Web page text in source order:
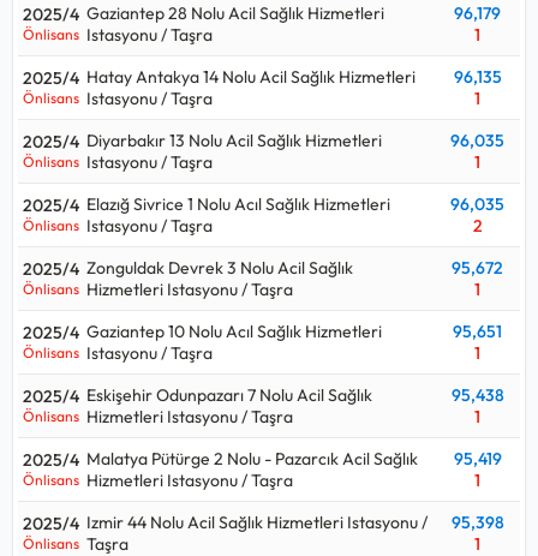
2025/4
Önlisans
Gaziantep 28 Nolu Acil Sağlık Hizmetleri
Istasyonu / Taşra
96,179
1
2025/4
Önlisans
Hatay Antakya 14 Nolu Acil Sağlık Hizmetleri
Istasyonu / Taşra
96,135
1
2025/4
Önlisans
Diyarbakır 13 Nolu Acil Sağlık Hizmetleri
Istasyonu / Taşra
96,035
1
2025/4
Önlisans
Elazığ Sivrice 1 Nolu Acıl Sağlık Hizmetleri
Istasyonu / Taşra
96,035
2
2025/4
Önlisans
Zonguldak Devrek 3 Nolu Acil Sağlık
Hizmetleri Istasyonu / Taşra
95,672
1
2025/4
Önlisans
Gaziantep 10 Nolu Acıl Sağlık Hizmetleri
Istasyonu / Taşra
95,651
1
2025/4
Önlisans
Eskişehir Odunpazarı 7 Nolu Acil Sağlık
Hizmetleri Istasyonu / Taşra
95,438
1
2025/4
Önlisans
Malatya Pütürge 2 Nolu - Pazarcık Acil Sağlık
Hizmetleri Istasyonu / Taşra
95,419
1
2025/4
Önlisans
Izmir 44 Nolu Acil Sağlık Hizmetleri Istasyonu /
Taşra
95,398
1